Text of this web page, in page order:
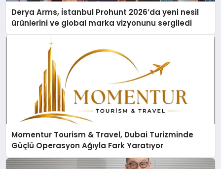
Derya Arms, İstanbul Prohunt 2026’da yeni nesil
ürünlerini ve global marka vizyonunu sergiledi
Momentur Tourism & Travel, Dubai Turizminde
Güçlü Operasyon Ağıyla Fark Yaratıyor